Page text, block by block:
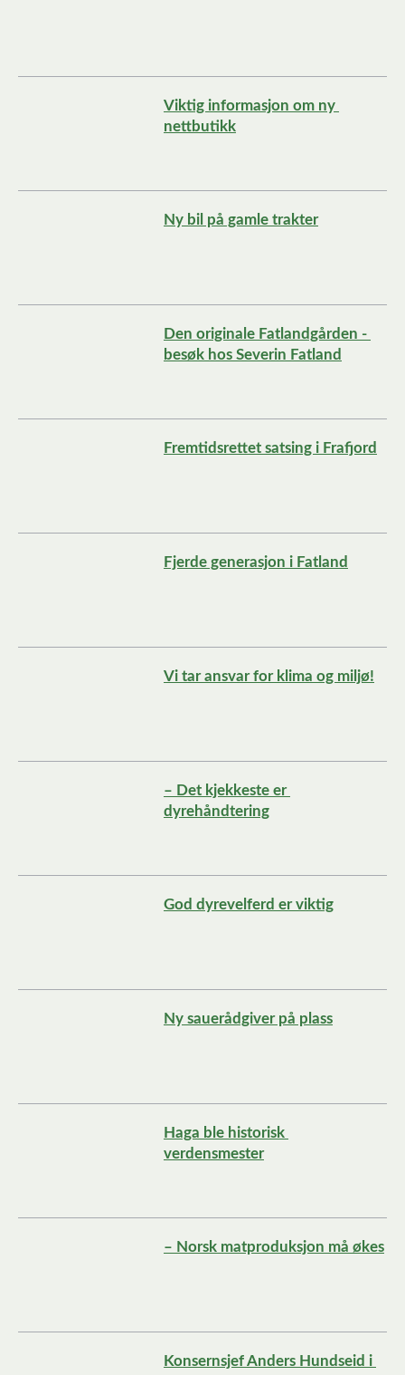
Viktig informasjon om ny
nettbutikk
Ny bil på gamle trakter
Den originale Fatlandgården -
besøk hos Severin Fatland
Fremtidsrettet satsing i Frafjord
Fjerde generasjon i Fatland
Vi tar ansvar for klima og miljø!
– Det kjekkeste er
dyrehåndtering
God dyrevelferd er viktig
Ny sauerådgiver på plass
Haga ble historisk
verdensmester
– Norsk matproduksjon må økes
Konsernsjef Anders Hundseid i